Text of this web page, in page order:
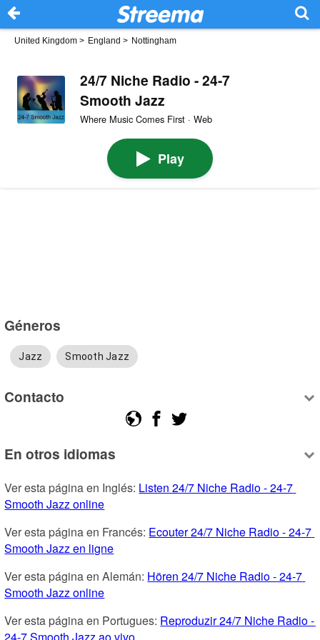
United Kingdom > England > Nottingham
24/7 Niche Radio - 24-7
Smooth Jazz
Where Music Comes First · Web
Play
Géneros
Jazz Smooth Jazz
Contacto
En otros idiomas
Ver esta página en Inglés: Listen 24/7 Niche Radio - 24-7
Smooth Jazz online
Ver esta página en Francés: Ecouter 24/7 Niche Radio - 24-7
Smooth Jazz en ligne
Ver esta página en Alemán: Hören 24/7 Niche Radio - 24-7
Smooth Jazz online
Ver esta página en Portugues: Reproduzir 24/7 Niche Radio -
24-7 Smooth Jazz ao vivo